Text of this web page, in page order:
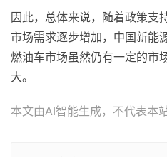
因此，总体来说，随着政策支
市场需求逐步增加，中国新能
燃油车市场虽然仍有一定的市
大。
本文由AI智能生成，不代表本